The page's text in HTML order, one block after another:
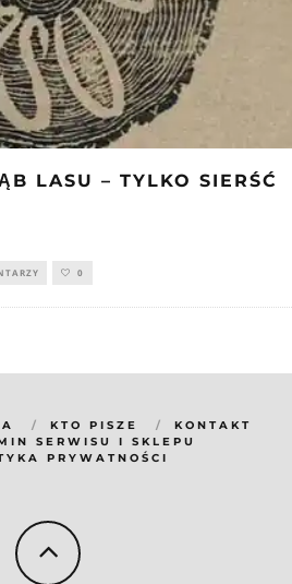
LASU – TYLKO SIERŚĆ
0
KTO PISZE
KONTAKT
SERWISU I SKLEPU
PRYWATNOŚCI